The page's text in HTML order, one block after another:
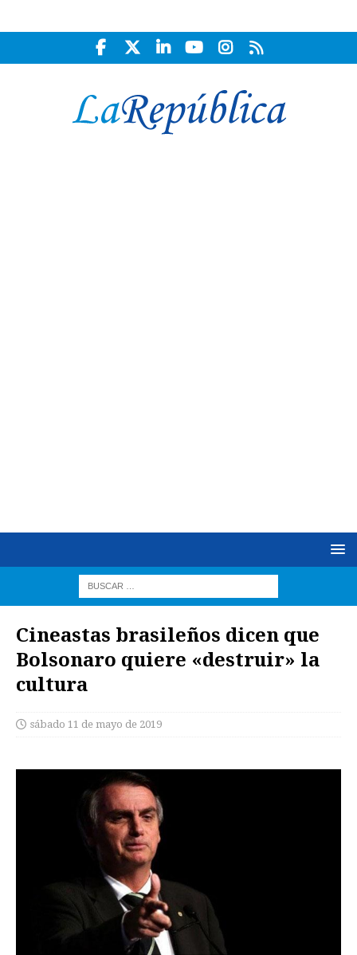
Cineastas brasileños dicen que
Bolsonaro quiere «destruir» la
cultura
sábado 11 de mayo de 2019